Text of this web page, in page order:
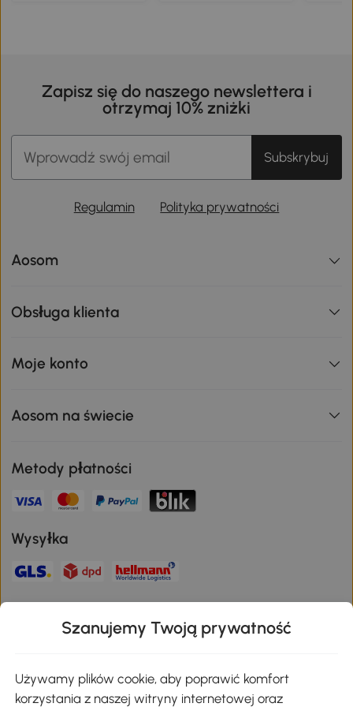
Zapisz się do naszego newslettera i
otrzymaj 10% zniżki
Subskrybuj
Regulamin Polityka prywatności
Aosom
Obsługa klienta
Moje konto
Aosom na świecie
Metody płatności
Wysyłka
Pobierz aplikację Aosom
Szanujemy Twoją prywatność
Używamy plików cookie, aby poprawić komfort
korzystania z naszej witryny internetowej oraz